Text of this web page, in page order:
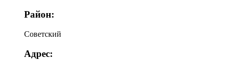
Район:
Советский
Адрес: